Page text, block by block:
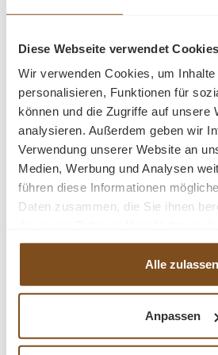
Diese Webseite verwendet Cookies
Wir verwenden Cookies, um
personalisieren, Funktionen für
können und die Zugriffe auf unsere
analysieren. Außerdem geben wir
Verwendung unserer Website an
Medien, Werbung und Analysen
führen diese Informationen
Daten zusammen, die Sie ihnen
haben.
Alle zulassen
Anpassen
Maße Korpus: H/B/T: 220 x 200
Beschreibung
Massivholz
schöne Maserung
fertig montiert
2-teilig
Unikat
Menü schließen
Produktinformationen
Brescia Teak Massivholz